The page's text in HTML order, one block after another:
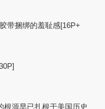
带捆绑的羞耻感[16P+
根源早已扎根于美国历史